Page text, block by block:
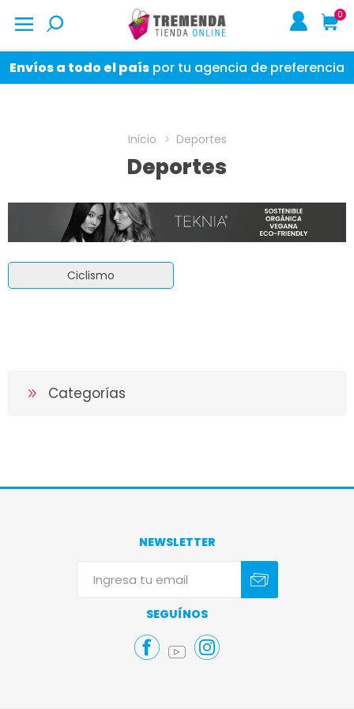
0
Envíos a todo el país por tu agencia de preferencia
Inicio Deportes
Deportes
Ciclismo
Categorías
NEWSLETTER
SEGUÍNOS